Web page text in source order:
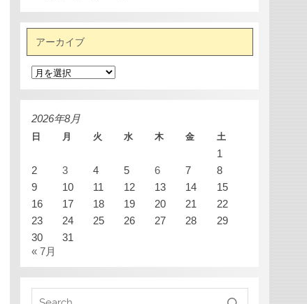
アーカイブ
ア
ー
カ
イ
ブ
2026年8月
日 月 火 水 木 金 土
1
2
3 4 5 6 7
8
9
10 11 12 13 14
15
16
17 18 19 20 21
22
23
24 25 26 27 28
29
30
31
« 7月